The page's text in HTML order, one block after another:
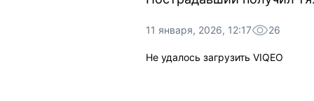
11 января, 2026, 12:17 26
Не удалось загрузить VIQEO